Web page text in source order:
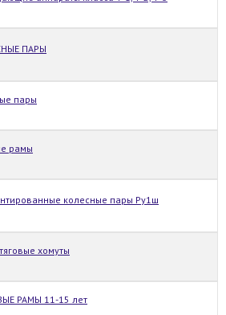
ПАРЫ
пары
рамы
колесные пары Ру1ш
хомуты
РАМЫ 11-15 лет